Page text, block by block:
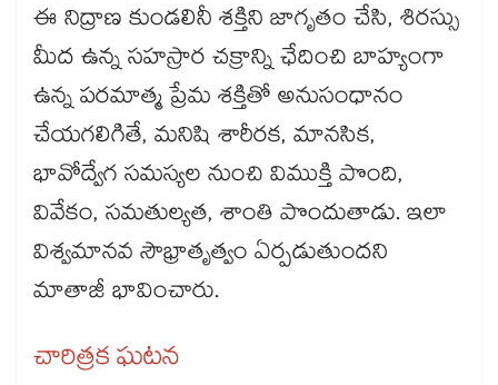
ఈ నిద్రాణ కుండలినీ శక్తిని జాగృతం చేసి, శిరస్సు
మీద ఉన్న సహస్రార చక్రాన్ని ఛేదించి బాహ్యంగా
ఉన్న పరమాత్మ ప్రేమ శక్తితో అనుసంధానం
చేయగలిగితే, మనిషి శారీరక, మానసిక,
భావోద్వేగ సమస్యల నుంచి విముక్తి పొంది,
వివేకం, సమతుల్యత, శాంతి పొందుతాడు. ఇలా
విశ్వమానవ సౌభ్రాతృత్వం ఏర్పడుతుందని
మాతాజీ భావించారు.
చారిత్రక ఘటన